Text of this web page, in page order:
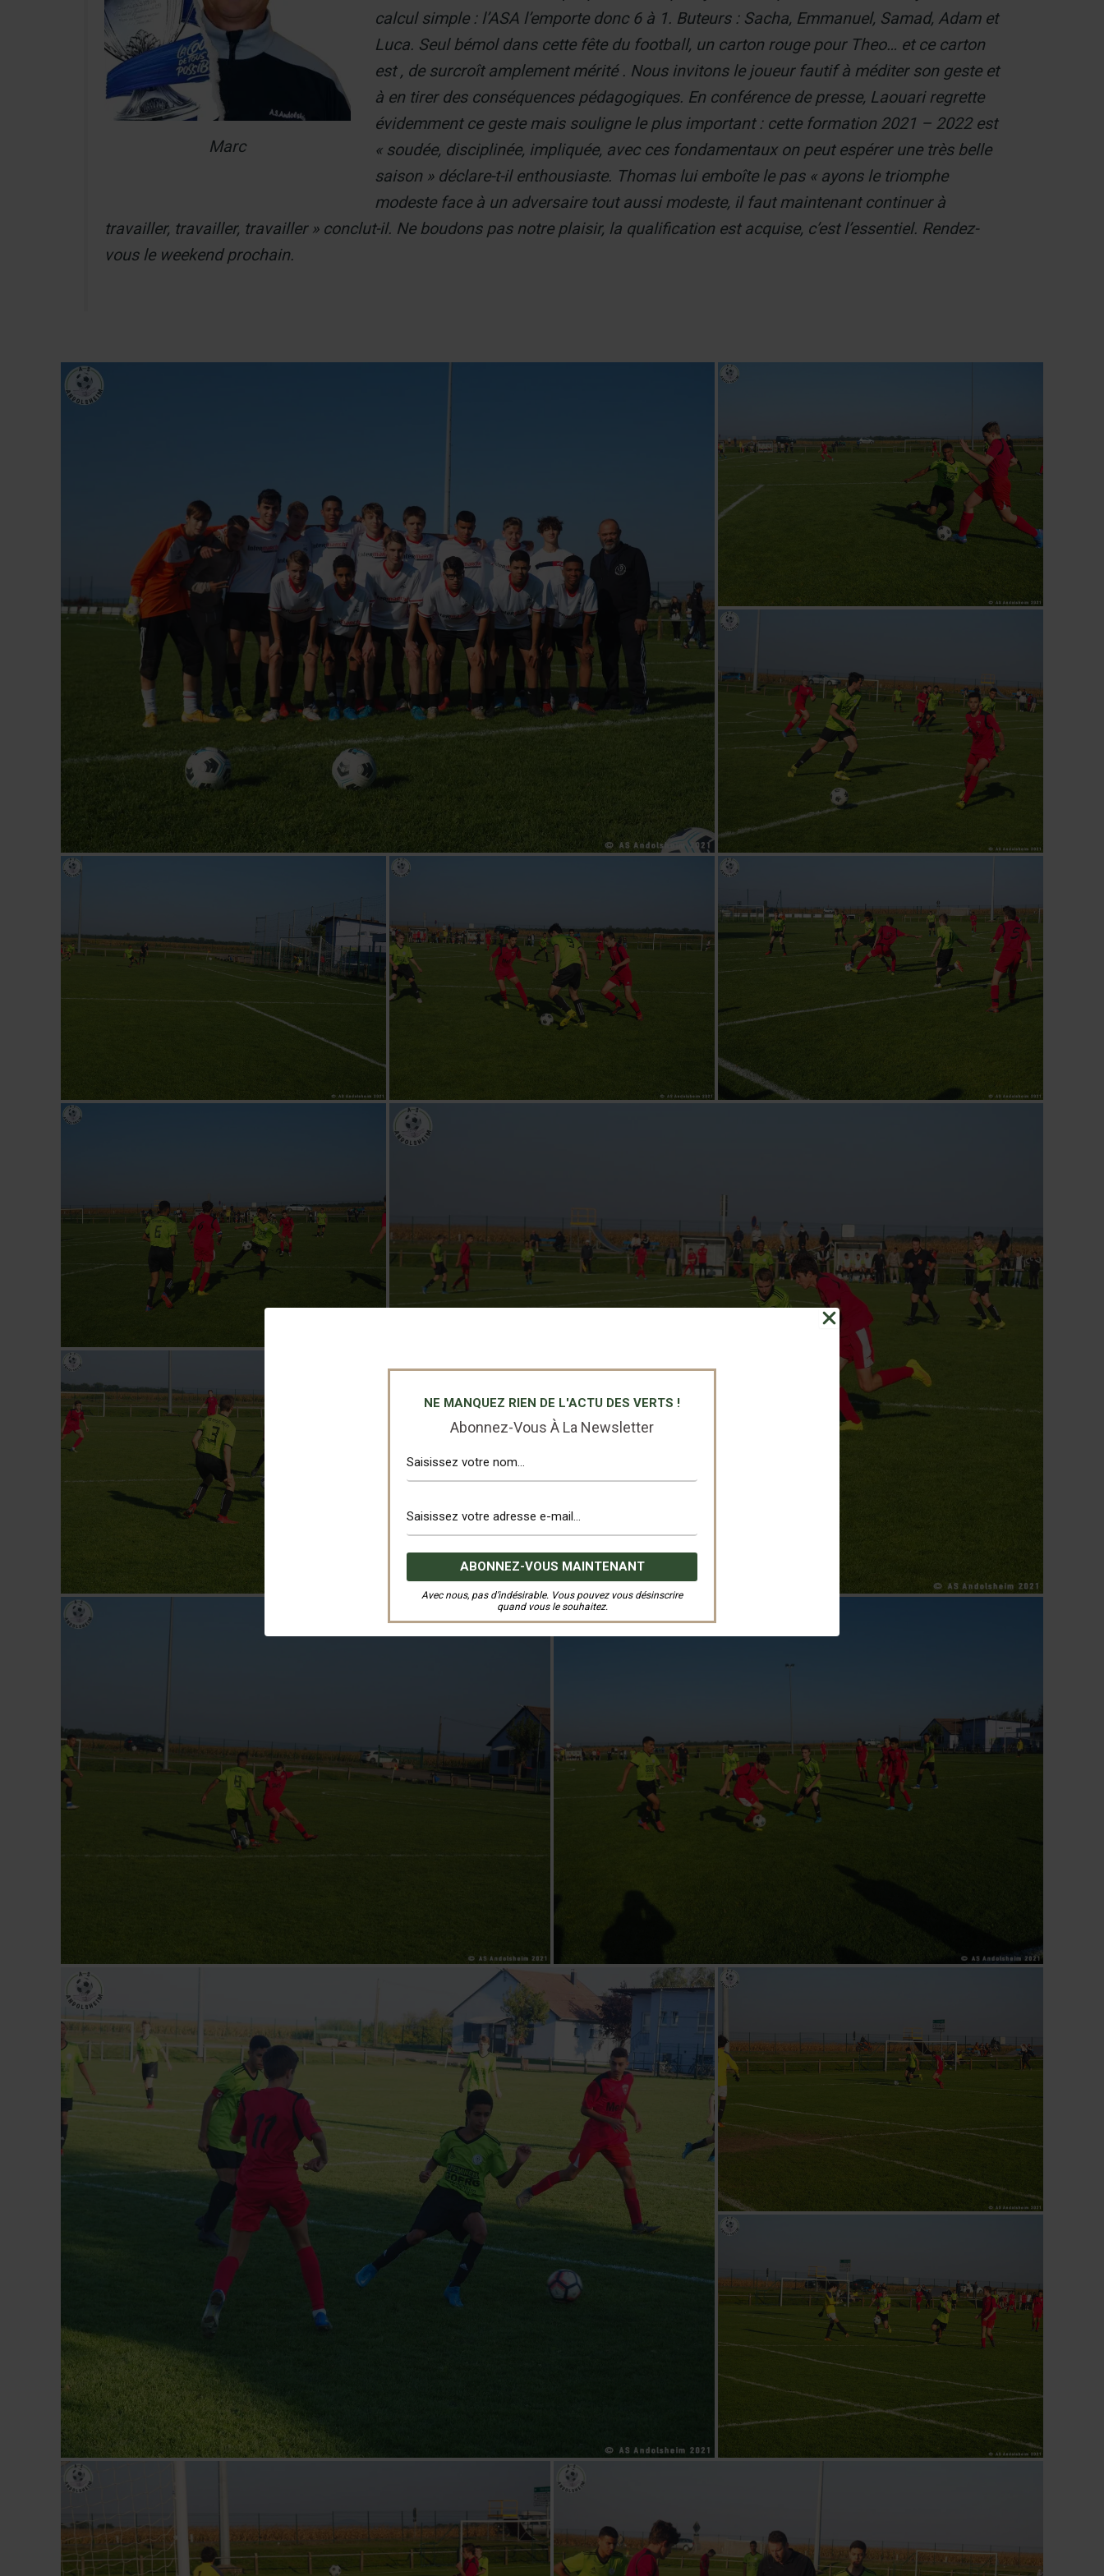
NE MANQUEZ RIEN DE L'ACTU DES VERTS !
Abonnez-Vous À La Newsletter
Avec nous, pas d’indésirable. Vous pouvez vous désinscrire
quand vous le souhaitez.
Marc
calcul simple : l’ASA l’emporte donc 6 à 1. Buteurs : Sacha, Emmanuel, Samad, Adam et
Luca. Seul bémol dans cette fête du football, un carton rouge pour Theo… et ce carton
est , de surcroît amplement mérité . Nous invitons le joueur fautif à méditer son geste et
à en tirer des conséquences pédagogiques. En conférence de presse, Laouari regrette
évidemment ce geste mais souligne le plus important : cette formation 2021 – 2022 est
« soudée, disciplinée, impliquée, avec ces fondamentaux on peut espérer une très belle
saison » déclare-t-il enthousiaste. Thomas lui emboîte le pas « ayons le triomphe
modeste face à un adversaire tout aussi modeste, il faut maintenant continuer à
travailler, travailler, travailler » conclut-il. Ne boudons pas notre plaisir, la qualification est acquise, c’est l’essentiel. Rendez-
vous le weekend prochain.